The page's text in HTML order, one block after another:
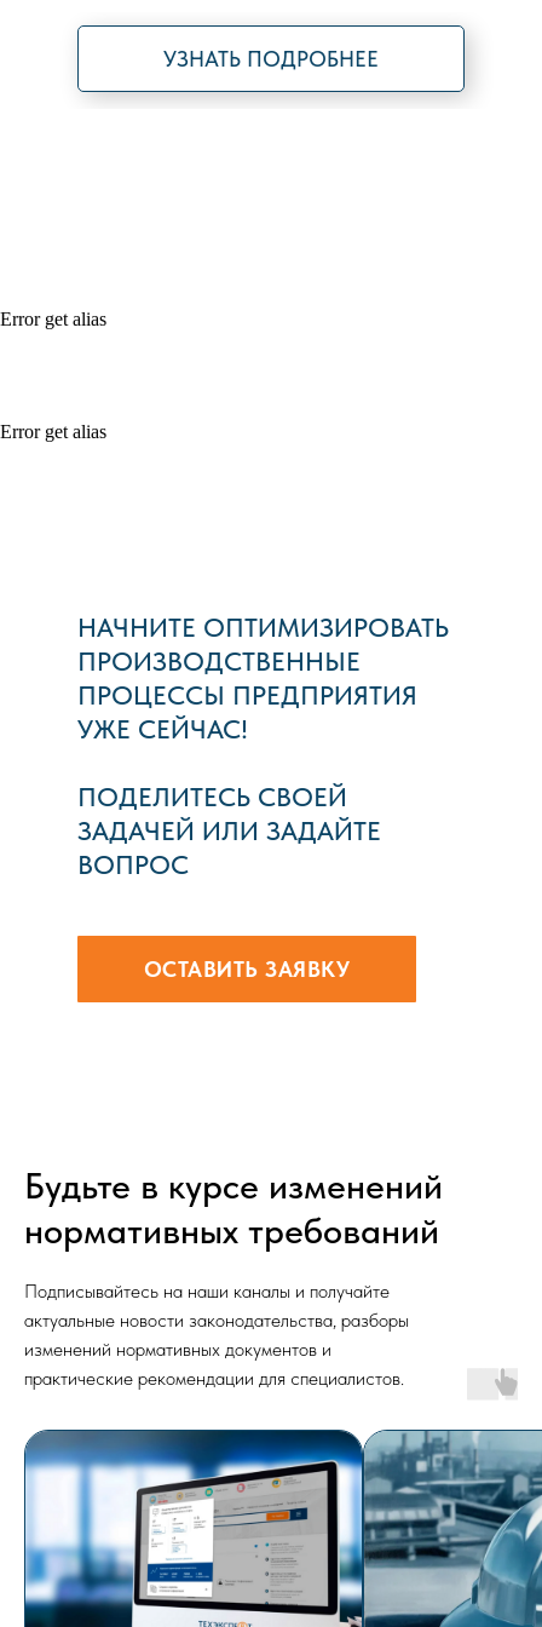
УЗНАТЬ ПОДРОБНЕЕ
Error get alias
Error get alias
НАЧНИТЕ ОПТИМИЗИРОВАТЬ
ПРОИЗВОДСТВЕННЫЕ
ПРОЦЕССЫ ПРЕДПРИЯТИЯ
УЖЕ СЕЙЧАС!
ПОДЕЛИТЕСЬ СВОЕЙ
ЗАДАЧЕЙ ИЛИ ЗАДАЙТЕ
ВОПРОС
ОСТАВИТЬ ЗАЯВКУ
Будьте в курсе изменений
нормативных требований
Подписывайтесь на наши каналы и получайте
актуальные новости законодательства, разборы
изменений нормативных документов и
практические рекомендации для специалистов.